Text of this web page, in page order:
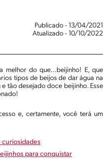
Publicado - 13/04/2021
Atualizado - 10/10/2022
melhor do que...beijinho! E, que
tipos de beijos de dar água na
tão desejado doce beijinho. Esse
e, certamente, você terá um
curiosidades
para conquistar